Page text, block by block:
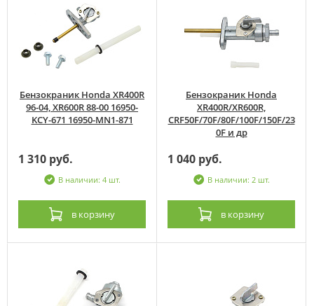
Бензокраник Honda XR400R
96-04, XR600R 88-00 16950-
KCY-671 16950-MN1-871
1 310 руб.
В наличии: 4 шт.
в корзину
Бензокраник Honda
XR400R/XR600R,
CRF50F/70F/80F/100F/150F/23
0F и др
1 040 руб.
В наличии: 2 шт.
в корзину